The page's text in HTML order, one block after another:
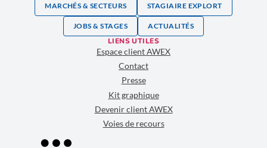
MARCHÉS & SECTEURS STAGIAIRE EXPLORT
JOBS & STAGES ACTUALITÉS
LIENS UTILES
Espace client AWEX
Contact
Presse
Kit graphique
Devenir client AWEX
Voies de recours